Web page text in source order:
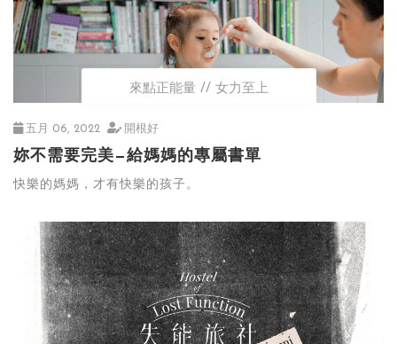
來點正能量 女力至上
五月 06, 2022 開根好
妳不需要完美—給媽媽的專屬書單
快樂的媽媽，才有快樂的孩子。